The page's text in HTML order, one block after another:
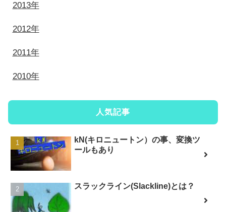
2013年
2012年
2011年
2010年
人気記事
kN(キロニュートン）の事、変換ツ
ールもあり
スラックライン(Slackline)とは？